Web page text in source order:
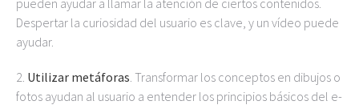
pueden ayudar a llamar la atención de ciertos contenidos.
Despertar la curiosidad del usuario es clave, y un vídeo puede
ayudar.
2. Utilizar metáforas. Transformar los conceptos en dibujos o
fotos ayudan al usuario a entender los principios básicos del e-